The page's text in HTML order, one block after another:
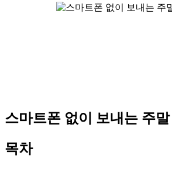
스마트폰 없이 보내는 주말
목차